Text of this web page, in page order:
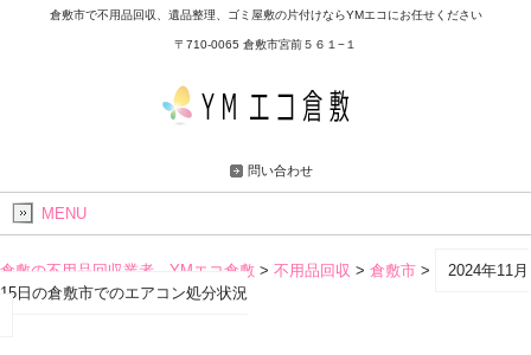
倉敷市で不用品回収、遺品整理、ゴミ屋敷の片付けならYMエコにお任せください
〒710-0065 倉敷市宮前５６１−１
問い合わせ
MENU
倉敷の不用品回収業者 YMエコ倉敷 > 不用品回収 > 倉敷市 >
2024年11月
15日の倉敷市でのエアコン処分状況